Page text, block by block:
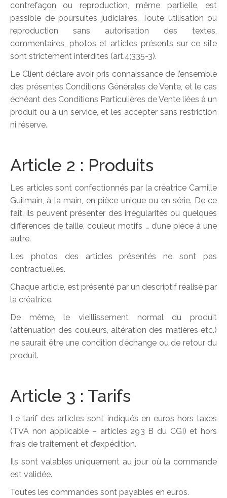
contrefaçon ou reproduction, même partielle, est
passible de poursuites judiciaires. Toute utilisation ou
reproduction sans autorisation des textes,
commentaires, photos et articles présents sur ce site
sont strictement interdites (art.4;335-3).
Le Client déclare avoir pris connaissance de l’ensemble
des présentes Conditions Générales de Vente, et le cas
échéant des Conditions Particulières de Vente liées à un
produit ou à un service, et les accepter sans restriction
ni réserve.
Article 2 : Produits
Les articles sont confectionnés par la créatrice Camille
Guilmain, à la main, en pièce unique ou en série. De ce
fait, ils peuvent présenter des irrégularités ou quelques
différences de taille, couleur, motifs … d’une pièce à une
autre.
Les photos des articles présentés ne sont pas
contractuelles.
Chaque article, est présenté par un descriptif réalisé par
la créatrice.
De même, le vieillissement normal du produit
(atténuation des couleurs, altération des matières etc.)
ne saurait être une condition d’échange ou de retour du
produit.
Article 3 : Tarifs
Le tarif des articles sont indiqués en euros hors taxes
(TVA non applicable – articles 293 B du CGI) et hors
frais de traitement et d’expédition.
Ils sont valables uniquement au jour où la commande
est validée.
Toutes les commandes sont payables en euros.